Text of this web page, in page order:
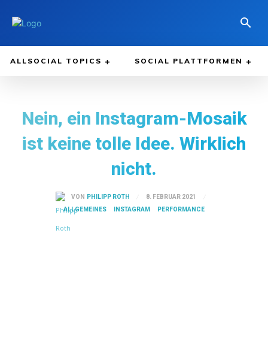
ALLSOCIAL TOPICS SOCIAL PLATTFORMEN
Nein, ein Instagram-Mosaik
ist keine tolle Idee. Wirklich
nicht.
VON PHILIPP ROTH
8. FEBRUAR 2021
ALLGEMEINES
INSTAGRAM PERFORMANCE